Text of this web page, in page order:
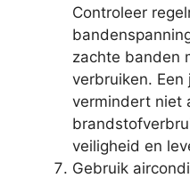
Controleer
zachte banden
verbruiken.
vermindert niet
veiligheid en
Gebruik